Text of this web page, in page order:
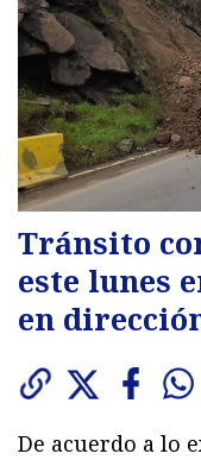
Tránsito
este lunes
en
De acuerdo a lo